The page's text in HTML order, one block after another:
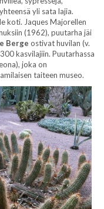
yli sata lajia.
koti. Jaques Majorellen
(1962), puutarha jäi
Berge ostivat huvilan (v.
kasvilajiin. Puutarhassa
joka on
taiteen museo.